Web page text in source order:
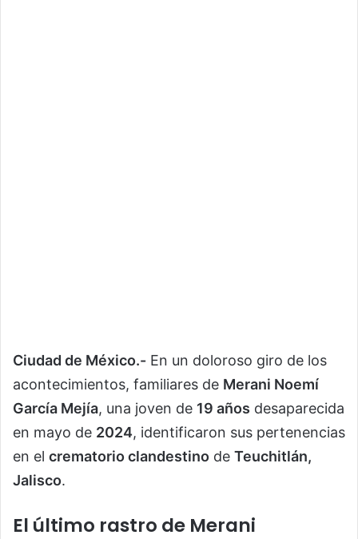
Ciudad de México.- En un doloroso giro de los
acontecimientos, familiares de Merani Noemí
García Mejía, una joven de 19 años desaparecida
en mayo de 2024, identificaron sus pertenencias
en el crematorio clandestino de Teuchitlán,
Jalisco.
El último rastro de Merani